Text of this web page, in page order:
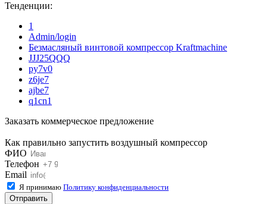
Тенденции:
1
Admin/login
Безмасляный винтовой компрессор Kraftmaсhine
JJJ25QQQ
py7v0
z6je7
ajbe7
q1cn1
Заказать коммерческое предложение
Как правильно запустить воздушный компрессор
ФИО
Телефон
Email
Я принимаю Политику конфиденциальности
Отправить